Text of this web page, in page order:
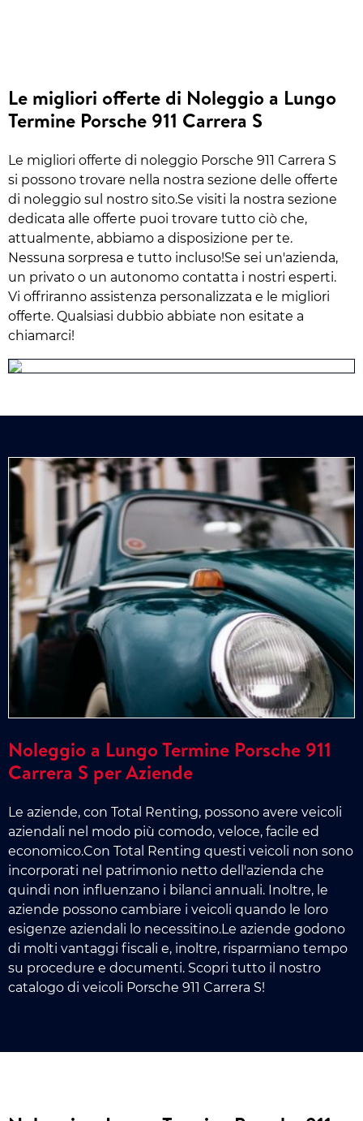
Le migliori offerte di Noleggio a Lungo
Termine Porsche 911 Carrera S
Le migliori offerte di noleggio Porsche 911 Carrera S
si possono trovare nella nostra sezione delle offerte
di noleggio sul nostro sito.Se visiti la nostra sezione
dedicata alle offerte puoi trovare tutto ciò che,
attualmente, abbiamo a disposizione per te.
Nessuna sorpresa e tutto incluso!Se sei un'azienda,
un privato o un autonomo contatta i nostri esperti.
Vi offriranno assistenza personalizzata e le migliori
offerte. Qualsiasi dubbio abbiate non esitate a
chiamarci!
Noleggio a Lungo Termine Porsche 911
Carrera S per Aziende
Le aziende, con Total Renting, possono avere veicoli
aziendali nel modo più comodo, veloce, facile ed
economico.Con Total Renting questi veicoli non sono
incorporati nel patrimonio netto dell'azienda che
quindi non influenzano i bilanci annuali. Inoltre, le
aziende possono cambiare i veicoli quando le loro
esigenze aziendali lo necessitino.Le aziende godono
di molti vantaggi fiscali e, inoltre, risparmiano tempo
su procedure e documenti. Scopri tutto il nostro
catalogo di veicoli Porsche 911 Carrera S!